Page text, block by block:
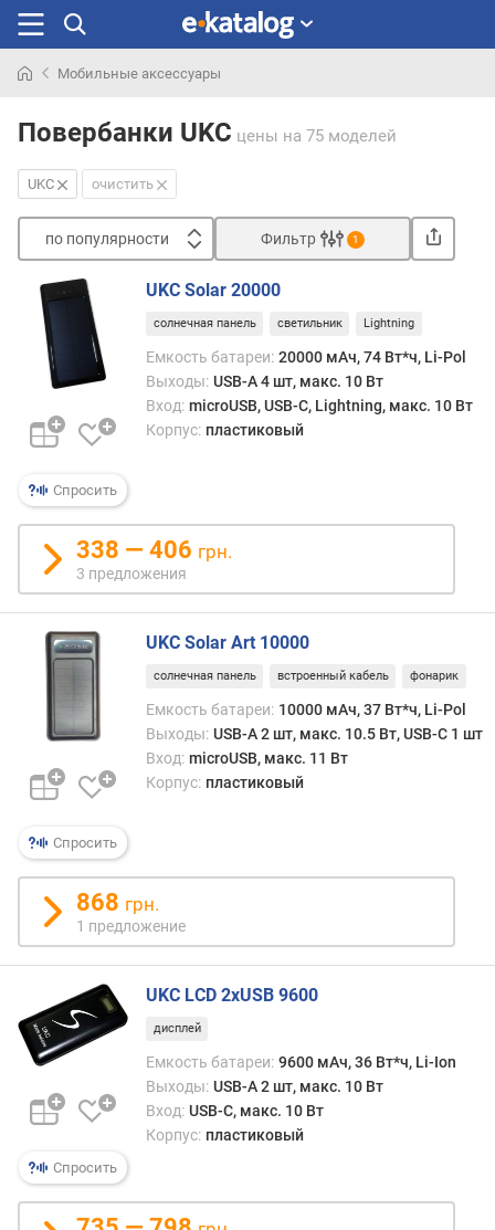
раньше
Мобильные аксессуары
Повербанки UKC цены на 75 моделей
UKC очистить
по популярности
п
о
п
о
у
л
р
н
с
о
ш
е
в
х
к
д
о
р
о
и
м
о
т
д
р
о
г
Фильтр 1
Спросить
UKC Solar 20000
солнечная панель светильник Lightning
Емкость батареи: 20000 мАч, 74 Вт*ч, Li-Pol
Выходы: USB-A 4 шт, макс. 10 Вт
Вход: microUSB, USB-C, Lightning, макс. 10 Вт
Корпус: пластиковый
338 — 406 грн.
3 предложения
Спросить
UKC Solar Art 10000
солнечная панель встроенный кабель фонарик
Емкость батареи: 10000 мАч, 37 Вт*ч, Li-Pol
Выходы: USB-A 2 шт, макс. 10.5 Вт, USB-C 1 шт
Вход: microUSB, макс. 11 Вт
Корпус: пластиковый
868 грн.
1 предложение
Спросить
UKC LCD 2xUSB 9600
дисплей
Емкость батареи: 9600 мАч, 36 Вт*ч, Li-Ion
Выходы: USB-A 2 шт, макс. 10 Вт
Вход: USB-C, макс. 10 Вт
Корпус: пластиковый